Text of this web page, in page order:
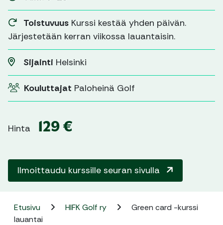
Toistuvuus Kurssi kestää yhden päivän.
Järjestetään kerran viikossa lauantaisin.
Sijainti Helsinki
Kouluttajat Paloheinä Golf
Hinta 129 €
Ilmoittaudu kurssille seuran sivulla
Etusivu HIFK Golf ry
Green card -kurssi
lauantai